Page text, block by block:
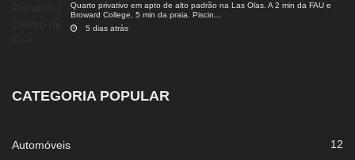
Quarto privativo em apto de alto padrão na Las Olas. A 2 min da FAU e
Broward College, 5 min da praia. Piscin...
5 dias atrás
CATEGORIA POPULAR
Automóveis 12